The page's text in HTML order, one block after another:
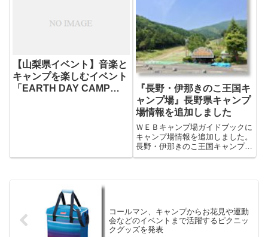
【山梨県イベント】音楽と
キャンプを楽しむイベント
「EARTH DAY CAMP
『長野・伊那きのこ王国キ
ャンプ場』長野県キャンプ
場情報を追加しました
ＷＥＢキャンプ場ガイドブックに
キャンプ場情報を追加しました。
長野・伊那きのこ王国キャンプ場
（長野 キャンプ場）【キャンプ
コールマン、キャンプからお花見や運動
会などのイベントまで活躍するピクニッ
クグッズを発表